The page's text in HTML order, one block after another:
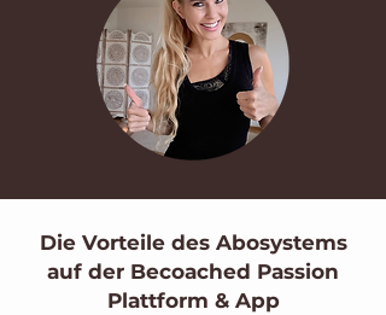
Die Vorteile des Abosystems
auf der Becoached Passion
Plattform & App